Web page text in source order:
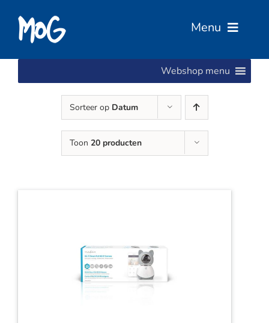
inhoud
Menu
Services
Webshop menu
Sorteer op Datum
Toon 20 producten